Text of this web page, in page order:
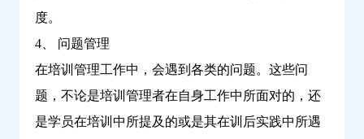
度。
4、 问题管理
在培训管理工作中，会遇到各类的问题。这些问
题，不论是培训管理者在自身工作中所面对的，还
是学员在培训中所提及的或是其在训后实践中所遇